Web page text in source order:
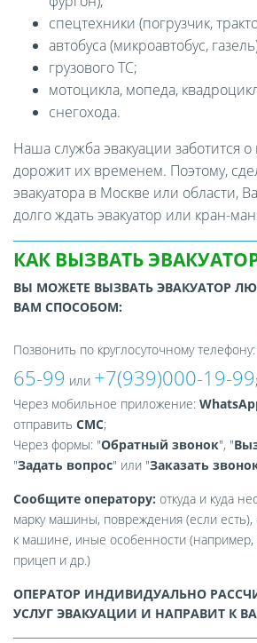
спецтехники (погрузчик,
автобуса (микроавтобус,
грузового ТС;
мотоцикла, мопеда,
снегохода.
Наша служба эвакуации заботится о
дорожит их временем. Поэтому,
эвакуатора в Москве или области,
долго ждать эвакуатор или кран-
КАК ВЫЗВАТЬ
ВЫ МОЖЕТЕ ВЫЗВАТЬ ЭВАКУАТОР
ВАМ СПОСОБОМ:
Позвонить по круглосуточному телефону:
65-99 или +7(939)000-19-99;
Через мобильное приложение:
отправить СМС;
Через формы: "Обратный звонок", "
"Задать вопрос" или "Заказать
Сообщите оператору: откуда и куда
марку машины, повреждения (если
к машине, иные особенности
прицеп и др.)
ОПЕРАТОР ИНДИВИДУАЛЬНО
УСЛУГ ЭВАКУАЦИИ И НАПРАВИТ К